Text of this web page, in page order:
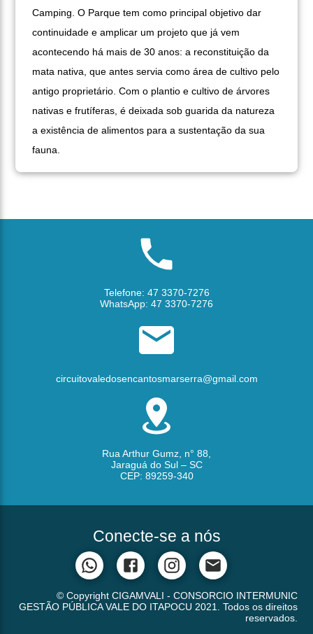
Camping. O Parque tem como principal objetivo dar
continuidade e amplicar um projeto que já vem
acontecendo há mais de 30 anos: a reconstituição da
mata nativa, que antes servia como área de cultivo pelo
antigo proprietário. Com o plantio e cultivo de árvores
nativas e frutíferas, é deixada sob guarida da natureza
a existência de alimentos para a sustentação da sua
fauna.
Telefone: 47 3370-7276
WhatsApp: 47 3370-7276
circuitovaledosencantosmarserra@gmail.com
Rua Arthur Gumz, n° 88,
Jaraguá do Sul – SC
CEP: 89259-340
Conecte-se a nós
© Copyright CIGAMVALI - CONSORCIO INTERMUNIC
GESTÃO PÚBLICA VALE DO ITAPOCU 2021. Todos os direitos
reservados.